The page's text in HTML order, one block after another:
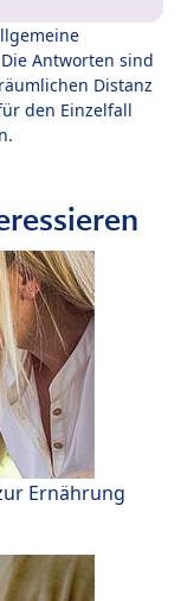
Antworten sind
Distanz
den Einzelfall
Ernährung